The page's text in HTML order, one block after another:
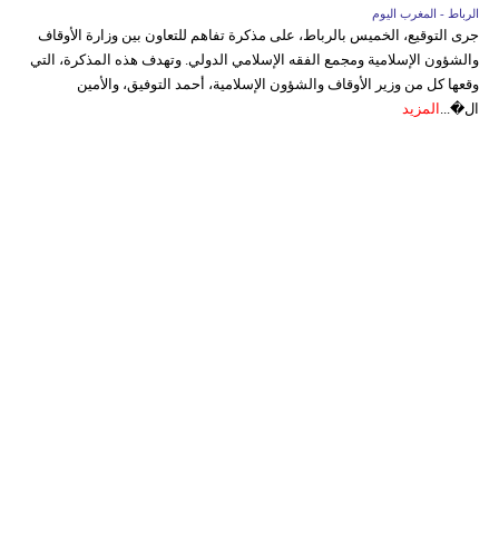
الرباط - المغرب اليوم
جرى التوقيع، الخميس بالرباط، على مذكرة تفاهم للتعاون بين وزارة الأوقاف
والشؤون الإسلامية ومجمع الفقه الإسلامي الدولي. وتهدف هذه المذكرة، التي
وقعها كل من وزير الأوقاف والشؤون الإسلامية، أحمد التوفيق، والأمين
ال�... المزيد